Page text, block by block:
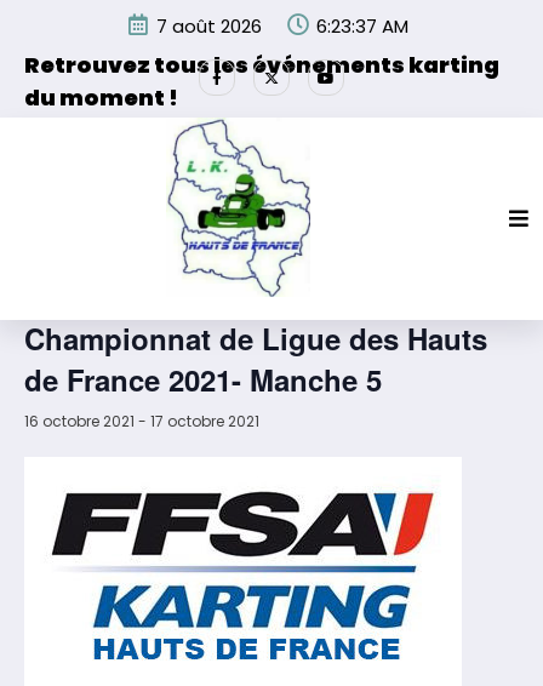
contenu
7 août 2026 6:23:37 AM
Retrouvez tous les événements karting
du moment !
Les événements organisés par la Ligue de Karting des
Hauts de France et de ses partenaires.
« Tous les Évènements
Cet évènement est passé.
Championnat de Ligue des Hauts
de France 2021- Manche 5
16 octobre 2021 - 17 octobre 2021